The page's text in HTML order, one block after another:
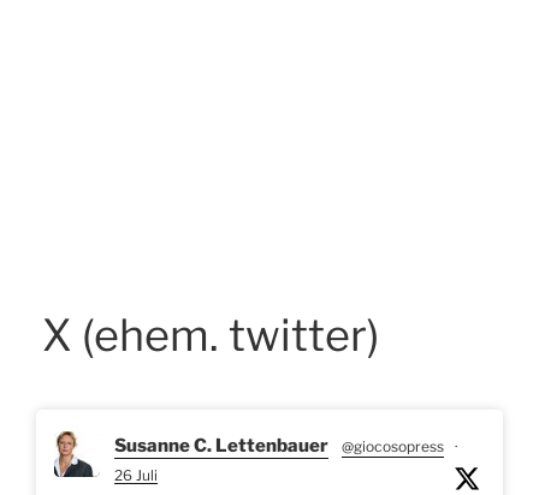
X (ehem. twitter)
Susanne C. Lettenbauer @giocosopress ·
26 Juli